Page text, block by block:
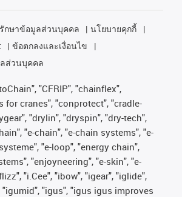
กษาข้อมูลส่วนบุคคล
นโยบายคุกกี้
ข้อตกลงและเงื่อนไข
ส่วนบุคคล
"CFRIP", "chainflex",
for cranes", "conprotect", "cradle-
"drylin", "dryspin", "dry-tech",
"e-chain", "e-chain systems", "e-
"e-loop", "energy chain",
"enjoyneering", "e-skin", "e-
"i.Cee", "ibow", "igear", "iglide",
"igus", "igus igus improves